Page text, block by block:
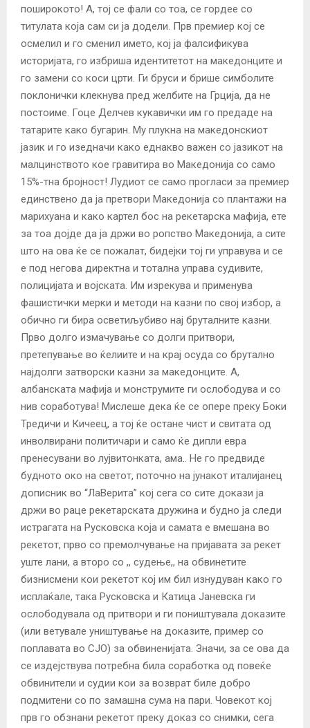
поширокото! А, тој се фали со тоа, се гордее со
титулата која сам си ја додели. Прв премиер кој се
осмелил и го сменил името, кој ја фалсификува
историјата, го избриша идентитетот на македонците и
го замени со коси црти. Ги бруси и брише симболите
поклонички клекнува пред желбите на Грција, да не
постоиме. Гоце Делчев кукавички им го предаде на
татарите како бугарин. Му плукна на македонскиот
јазик и го изедначи како еднакво важен со јазикот на
малцинството кое гравитира во Македонија со само
15%-тна бројност! Лудиот се само прогласи за премиер
единствено да ја претвори Македонија со плантажи на
марихуана и како картел бос на рекетарска мафија, ете
за тоа дојде да ја држи во ропство Македонија, а сите
што на ова ќе се пожалат, бидејки тој ги управува и се
е под негова директна и тотална управа судивите,
полицијата и војската. Им изрекува и применува
фашистички мерки и методи на казни по свој избор, а
обично ги бира осветиљубиво нај бруталните казни.
Прво долго измачување со долги притвори,
претепување во ќелиите и на крај осуда со брутално
најдолги затворски казни за македонците. А,
албанската мафија и монструмите ги ослободува и со
нив соработува! Мислеше дека ќе се опере преку Боки
Тредичи и Кичеец, а тој ќе остане чист и свитата од
инволвирани политичари и само ќе дипли евра
пренесувани во лујвитонката, ама.. Не го предвиде
будното око на светот, поточно на јунакот италијанец
дописник во “ЛаВерита” кој сега со сите докази ја
држи во раце рекетарската дружина и будно ја следи
истрагата на Русковска која и самата е вмешана во
рекетот, прво со премолчување на пријавата за рекет
уште лани, а второ со ,, судење,, на обвинетите
бизнисмени кои рекетот кој им бил изнудуван како го
исплаќале, така Русковска и Катица Јаневска ги
ослободувала од притвори и ги поништувала доказите
(или ветувале уништување на доказите, пример со
поплавата во СЈО) за обвиненијата. Значи, за се ова да
се издејствува потребна била соработка од повеќе
обвинители и судии кои за возврат биле добро
подмитени со по замашна сума на пари. Човекот кој
прв го обзнани рекетот преку доказ со снимки, сега